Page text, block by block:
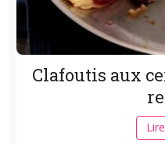
Clafoutis aux